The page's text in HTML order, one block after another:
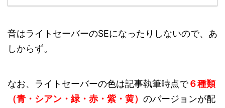
音はライトセーバーのSEになったりしないので、あ
しからず。
なお、ライトセーバーの色は記事執筆時点で６種類
（青・シアン・緑・赤・紫・黄） のバージョンが配